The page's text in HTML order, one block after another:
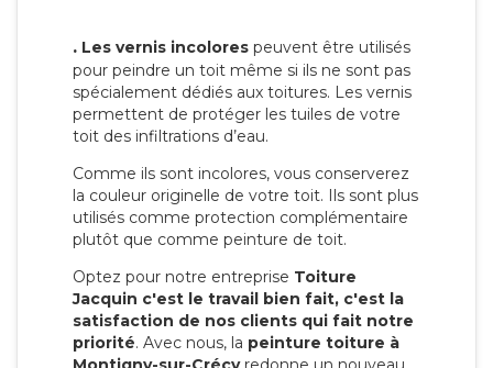
. Les vernis incolores peuvent être utilisés
pour peindre un toit même si ils ne sont pas
spécialement dédiés aux toitures. Les vernis
permettent de protéger les tuiles de votre
toit des infiltrations d’eau.
Comme ils sont incolores, vous conserverez
la couleur originelle de votre toit. Ils sont plus
utilisés comme protection complémentaire
plutôt que comme peinture de toit.
Optez pour notre entreprise Toiture
Jacquin c'est le travail bien fait, c'est la
satisfaction de nos clients qui fait notre
priorité. Avec nous, la peinture toiture à